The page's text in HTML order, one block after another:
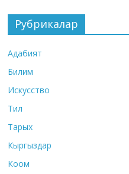
Рубрикалар
Адабият
Билим
Искусство
Тил
Тарых
Кыргыздар
Коом